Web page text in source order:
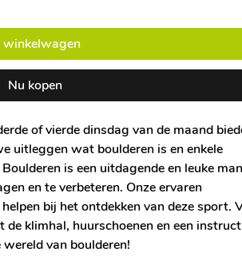
winkelwagen
Nu kopen
of vierde dinsdag van de maand
uitleggen wat boulderen is en enkele
is een uitdagende en leuke
en te verbeteren. Onze ervaren
bij het ontdekken van deze sport.
klimhal, huurschoenen en een
van boulderen!